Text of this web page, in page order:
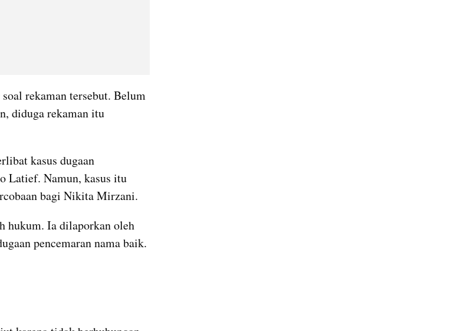
rekaman tersebut. Belum
diduga rekaman itu
kasus dugaan
Latief. Namun, kasus itu
bagi Nikita Mirzani.
hukum. Ia dilaporkan oleh
pencemaran nama baik.